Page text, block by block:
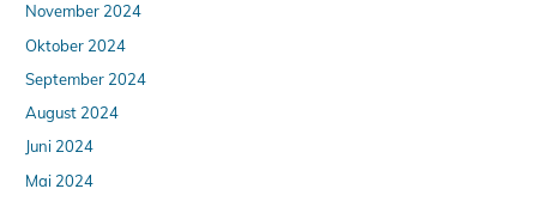
November 2024
Oktober 2024
September 2024
August 2024
Juni 2024
Mai 2024